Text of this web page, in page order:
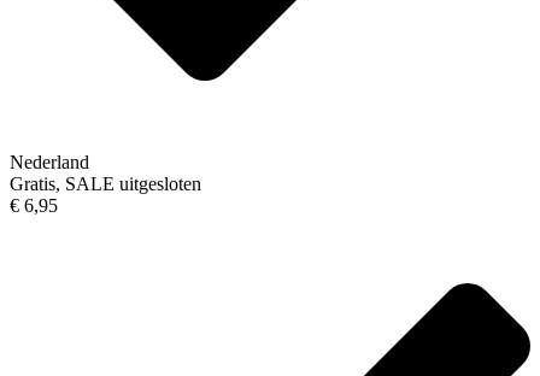
Nederland
Gratis, SALE uitgesloten
€ 6,95